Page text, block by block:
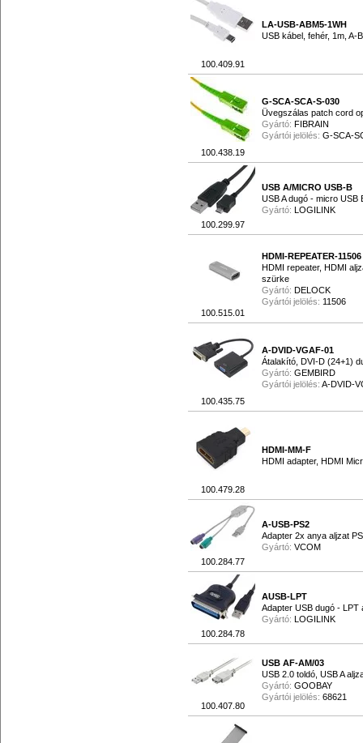
100.409.91
LA-USB-ABM5-1WH
USB kábel, fehér, 1m, A-
100.438.19
G-SCA-SCA-S-030
Üvegszálas patch cord
Gyártó: FIBRAIN
Gyártói jelölés: G-SCA-
100.299.97
USB A/MICRO USB-B
USB A dugó - micro USB
Gyártó: LOGILINK
100.515.01
HDMI-REPEATER-11506
HDMI repeater, HDMI
szürke
Gyártó: DELOCK
Gyártói jelölés: 11506
100.435.75
A-DVID-VGAF-01
Átalakító, DVI-D (24+1)
Gyártó: GEMBIRD
Gyártói jelölés: A-DVID-
100.479.28
HDMI-MM-F
HDMI adapter, HDMI
100.284.77
A-USB-PS2
Adapter 2x anya aljzat
Gyártó: VCOM
100.284.78
AUSB-LPT
Adapter USB dugó - LPT
Gyártó: LOGILINK
100.407.80
USB AF-AM/03
USB 2.0 toldó, USB A
Gyártó: GOOBAY
Gyártói jelölés: 68621